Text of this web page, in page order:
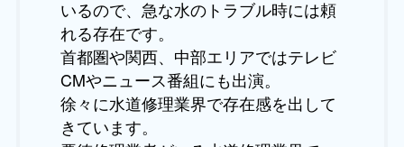
いるので、急な水のトラブル時には頼
れる存在です。
首都圏や関西、中部エリアではテレビ
CMやニュース番組にも出演。
徐々に水道修理業界で存在感を出して
きています。